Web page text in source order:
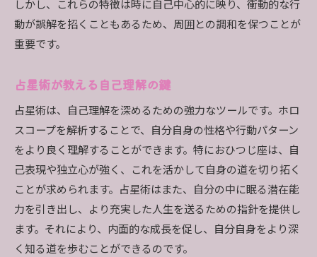
しかし、これらの特徴は時に自己中心的に映り、衝動的な行
動が誤解を招くこともあるため、周囲との調和を保つことが
重要です。
占星術が教える自己理解の鍵
占星術は、自己理解を深めるための強力なツールです。ホロ
スコープを解析することで、自分自身の性格や行動パターン
をより良く理解することができます。特におひつじ座は、自
己表現や独立心が強く、これを活かして自身の道を切り拓く
ことが求められます。占星術はまた、自分の中に眠る潜在能
力を引き出し、より充実した人生を送るための指針を提供し
ます。それにより、内面的な成長を促し、自分自身をより深
く知る道を歩むことができるのです。